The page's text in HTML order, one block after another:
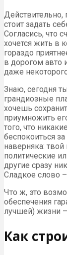
стоит задать
Согласись, что
хочется жить в
гораздо
в дорогом
даже
Знаю, сегодня
грандиозные
хочешь
приумножить
того, что
беспокоиться
наверняка:
политические
другие сразу
Сладкое слово –
Что ж, это
обеспечения
лучшей) жизни
Как